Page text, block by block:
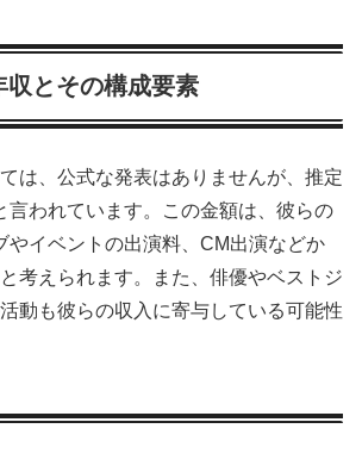
収とその構成要素
は、公式な発表はありませんが、推定
言われています。この金額は、彼らの
やイベントの出演料、CM出演などか
考えられます。また、俳優やベストジ
動も彼らの収入に寄与している可能性